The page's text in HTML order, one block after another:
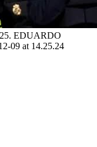
25. EDUARDO
09 at 14.25.24